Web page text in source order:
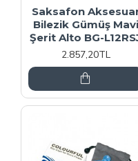
Saksafon
Bilezik Gümüş Mavi
Şerit Alto BG-
2.857,20TL